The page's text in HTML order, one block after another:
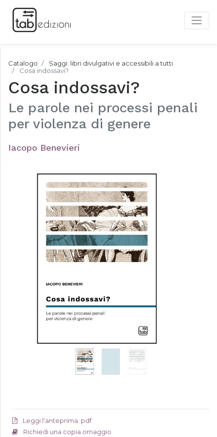
Catalogo
Saggi: libri divulgativi e accessibili a tutti
Cosa indossavi?
Cosa indossavi?
Le parole nei processi penali
per violenza di genere
Iacopo Benevieri
Leggi l'anteprima .pdf
Richiedi una copia omaggio